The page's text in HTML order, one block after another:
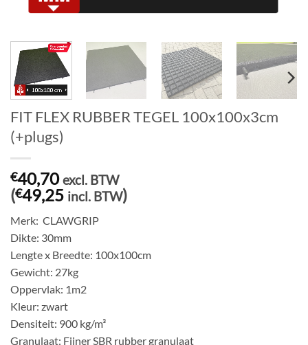
FIT FLEX RUBBER TEGEL 100x100x3cm
(+plugs)
€40,70 excl. BTW
(€49,25 incl. BTW)
Merk: CLAWGRIP
Dikte: 30mm
Lengte x Breedte: 100x100cm
Gewicht: 27kg
Oppervlak: 1m2
Kleur: zwart
Densiteit: 900 kg/m³
Granulaat: Fijner SBR rubber granulaat